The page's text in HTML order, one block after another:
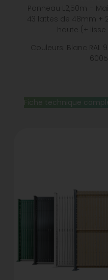
Panneau L2,50m –
43 lattes de 48mm +
haute (+
Couleurs: Blanc RAL
Fiche technique